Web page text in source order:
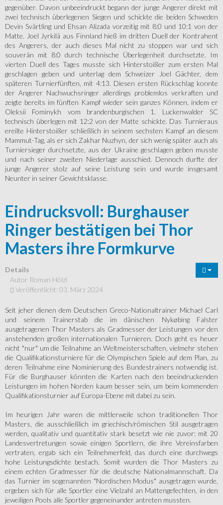
gegenüber. Davon unbeeindruckt begann der junge Angerer direkt mit
zwei technisch überlegenen Siegen und schickte die beiden Schweden
Devin Svärtling und Ehsan Alizada vorzeitig mit 8:0 und 10:1 von der
Matte. Joel Jyrkilä aus Finnland hieß im dritten Duell der Kontrahent
des Angerers, der auch dieses Mal nicht zu stoppen war und sich
souverän mit 8:0 durch technische Überlegenheit durchsetzte. Im
vierten Duell des Tages musste sich Hinterstoißer zum ersten Mal
geschlagen geben und unterlag dem Schweizer Joel Gächter, dem
späteren Turnierfünften, mit 4:13. Diesen ersten Rückschlag konnte
der Angerer Nachwuchsringer allerdings problemlos verkraften und
zeigte bereits im fünften Kampf wieder sein ganzes Können, indem er
Oleksii Fominykh vom brandenburgischen 1. Luckenwalder SC
technisch überlegen mit 12:2 von der Matte schickte. Das Turnieraus
ereilte Hinterstoißer schließlich in seinem sechsten Kampf an diesem
Mammut-Tag, als er sich Zakhar Nuzhyn, der sich wenig später auch als
Turniersieger durchsetzte, aus der Ukraine geschlagen geben musste
und nach seiner zweiten Niederlage ausschied. Dennoch durfte der
junge Angerer stolz auf seine Leistung sein und wurde insgesamt
Neunter in seiner Gewichtsklasse.
Eindrucksvoll: Burghauser
Ringer bestätigen bei Thor
Masters ihre Formkurve
Details
Autor Roman Hölzl
Veröffentlicht: 03. März 2024
Seit jeher dienen dem Deutschen Greco-Nationaltrainer Michael Carl
und seinem Trainerstab die im dänischen Nykøbing Falster
ausgetragenen Thor Masters als Gradmesser der Leistungen vor den
anstehenden großen internationalen Turnieren. Doch geht es heuer
nicht "nur" um die Teilnahme an Weltmeisterschaften, vielmehr stehen
die Qualifikationsturniere für die Olympischen Spiele auf dem Plan, zu
deren Teilnahme eine Nominierung des Bundestrainers notwendig ist.
Für die Burghauser könnten die Karten nach den beeindruckenden
Leistungen im hohen Norden kaum besser sein, um beim kommenden
Qualifikationsturnier auf Europa-Ebene mit dabei zu sein.
Im heurigen Jahr waren die mittlerweile schon traditionellen Thor
Masters, die ausschließlich im griechisch/römischen Stil ausgetragen
werden, qualitativ und quantitativ stark besetzt wie nie zuvor: mit 20
Landesvertretungen sowie einigen Sportlern, die ihre Vereinsfarben
vertraten, ergab sich ein Teilnehmerfeld, das durch eine durchwegs
hohe Leistungsdichte bestach. Somit wurden die Thor Masters zu
einem echten Gradmesser für die deutsche Nationalmannschaft. Da
das Turnier im sogenannten "Nordischen Modus" ausgetragen wurde,
ergeben sich für alle Sportler eine Vielzahl an Mattengefechten, in den
jeweiligen Pools alle Sportler gegeneinander antreten mussten.